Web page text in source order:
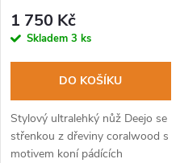
1 750 Kč
Skladem 3 ks
DO KOŠÍKU
Stylový ultralehký nůž Deejo se
střenkou z dřeviny coralwood s
motivem koní pádících